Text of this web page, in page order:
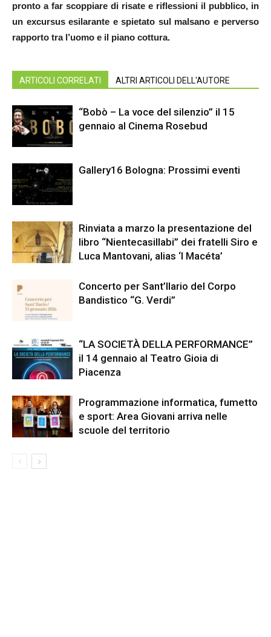
pronto a far scoppiare di risate e riflessioni il pubblico, in
un excursus esilarante e spietato sul malsano e perverso
rapporto tra l’uomo e il piano cottura.
ARTICOLI CORRELATI ALTRI ARTICOLI DELL'AUTORE
“Bobò – La voce del silenzio” il 15
gennaio al Cinema Rosebud
Gallery16 Bologna: Prossimi eventi
Rinviata a marzo la presentazione del
libro “Nientecasillabi” dei fratelli Siro e
Luca Mantovani, alias ‘I Macéta’
Concerto per Sant’Ilario del Corpo
Bandistico “G. Verdi”
“LA SOCIETÀ DELLA PERFORMANCE”
il 14 gennaio al Teatro Gioia di
Piacenza
Programmazione informatica, fumetto
e sport: Area Giovani arriva nelle
scuole del territorio